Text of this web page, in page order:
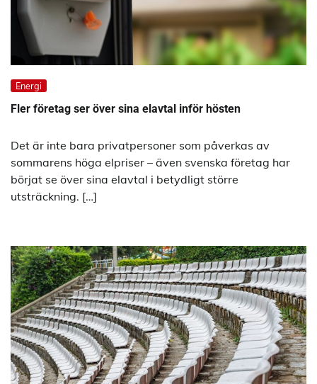
Energi
Fler företag ser över sina elavtal inför hösten
Det är inte bara privatpersoner som påverkas av
sommarens höga elpriser – även svenska företag har
börjat se över sina elavtal i betydligt större
utsträckning. […]